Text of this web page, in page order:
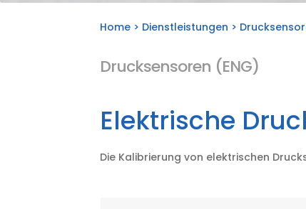
Home > Dienstleistungen >
Drucksensoren (ENG)
Elektrische
Die Kalibrierung von elektrischen